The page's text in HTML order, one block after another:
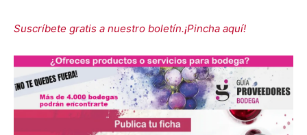
Suscríbete gratis a nuestro boletín.¡Pincha aquí!